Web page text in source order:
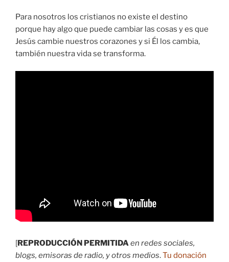
Para nosotros los cristianos no existe el destino
porque hay algo que puede cambiar las cosas y es que
Jesús cambie nuestros corazones y si Él los cambia,
también nuestra vida se transforma.
[REPRODUCCIÓN PERMITIDAen redes sociales,
blogs, emisoras de radio, y otros medios.Tu donación